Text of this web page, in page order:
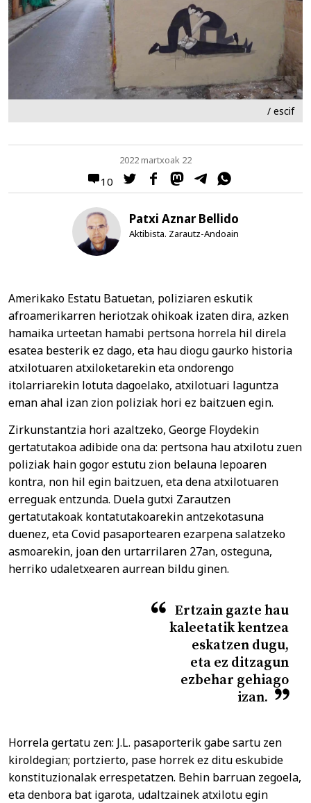
/ escif
10
2022 martxoak 22
Patxi Aznar Bellido
Aktibista. Zarautz-Andoain
Amerikako Estatu Batuetan, poliziaren eskutik
afroamerikarren heriotzak ohikoak izaten dira, azken
hamaika urteetan hamabi pertsona horrela hil direla
esatea besterik ez dago, eta hau diogu gaurko historia
atxilotuaren atxiloketarekin eta ondorengo
itolarriarekin lotuta dagoelako, atxilotuari laguntza
eman ahal izan zion poliziak hori ez baitzuen egin.
Zirkunstantzia hori azaltzeko, George Floydekin
gertatutakoa adibide ona da: pertsona hau atxilotu zuen
poliziak hain gogor estutu zion belauna lepoaren
kontra, non hil egin baitzuen, eta dena atxilotuaren
erreguak entzunda. Duela gutxi Zarautzen
gertatutakoak kontatutakoarekin antzekotasuna
duenez, eta Covid pasaportearen ezarpena salatzeko
asmoarekin, joan den urtarrilaren 27an, osteguna,
herriko udaletxearen aurrean bildu ginen.
Ertzain gazte hau
kaleetatik kentzea
eskatzen dugu,
eta ez ditzagun
ezbehar gehiago
izan.
Horrela gertatu zen: J.L. pasaporterik gabe sartu zen
kiroldegian; portzierto, pase horrek ez ditu eskubide
konstituzionalak errespetatzen. Behin barruan zegoela,
eta denbora bat igarota, udaltzainek atxilotu egin